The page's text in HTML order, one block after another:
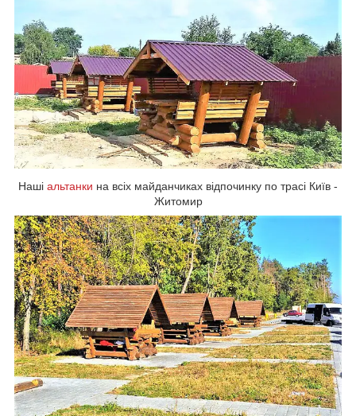
Наші альтанки на всіх майданчиках відпочинку по трасі Київ -
Житомир